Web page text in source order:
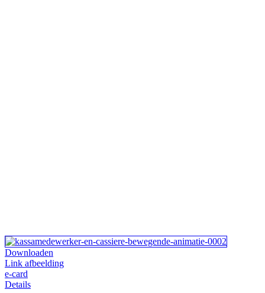
Downloaden
Link afbeelding
e-card
Details